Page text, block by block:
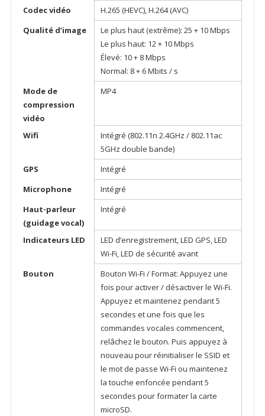
Codec vidéo
H.265 (HEVC), H.264 (AVC)
Qualité d’image
Le plus haut (extrême): 25 + 10 Mbps
Le plus haut: 12 + 10 Mbps
Élevé: 10 + 8 Mbps
Normal: 8 + 6 Mbits / s
Mode de
compression
vidéo
MP4
Wifi
Intégré (802.11n 2.4GHz / 802.11ac
5GHz double bande)
GPS
Intégré
Microphone
Intégré
Haut-parleur
(guidage vocal)
Intégré
Indicateurs LED
LED d’enregistrement, LED GPS, LED
Wi-Fi, LED de sécurité avant
Bouton
Bouton Wi-Fi / Format: Appuyez une
fois pour activer / désactiver le Wi-Fi.
Appuyez et maintenez pendant 5
secondes et une fois que les
commandes vocales commencent,
relâchez le bouton. Puis appuyez à
nouveau pour réinitialiser le SSID et
le mot de passe Wi-Fi ou maintenez
la touche enfoncée pendant 5
secondes pour formater la carte
microSD.